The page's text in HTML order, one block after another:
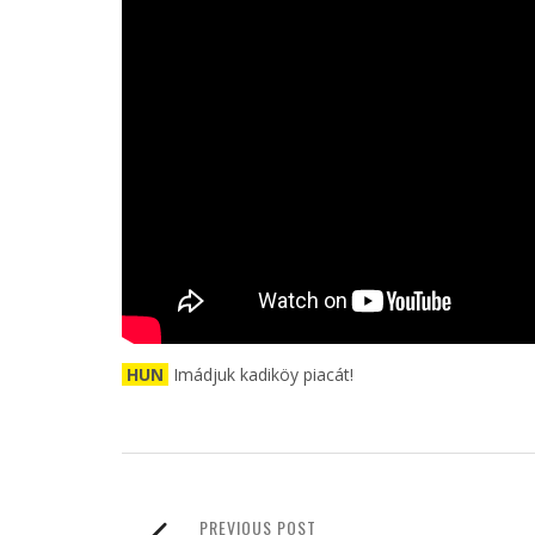
HUN Imádjuk kadiköy piacát!
PREVIOUS POST